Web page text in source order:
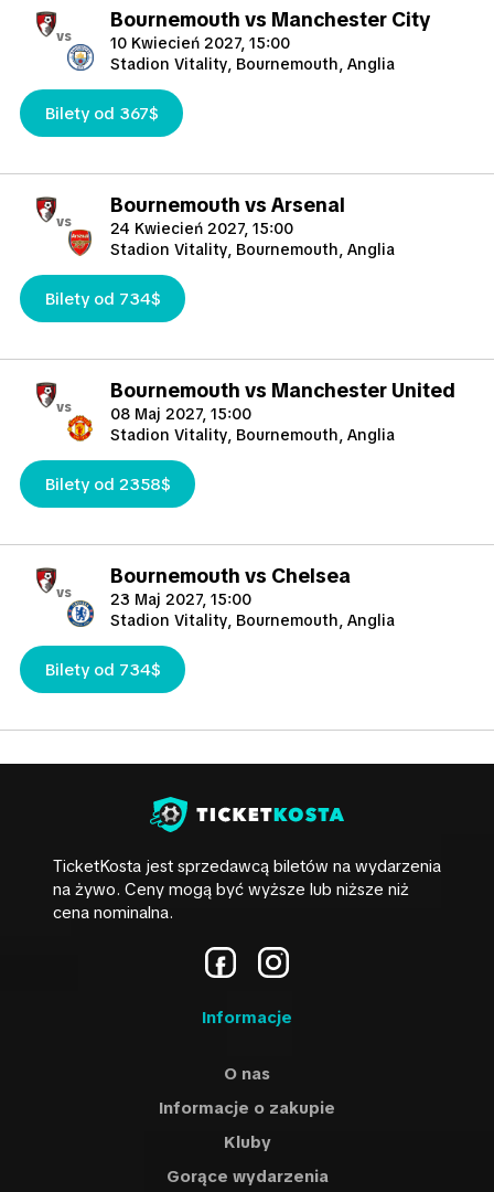
vs
Bournemouth vs Manchester City
10 Kwiecień 2027, 15:00
Stadion Vitality, Bournemouth, Anglia
Bilety od 367$
vs
Bournemouth vs Arsenal
24 Kwiecień 2027, 15:00
Stadion Vitality, Bournemouth, Anglia
Bilety od 734$
vs
Bournemouth vs Manchester United
08 Maj 2027, 15:00
Stadion Vitality, Bournemouth, Anglia
Bilety od 2358$
vs
Bournemouth vs Chelsea
23 Maj 2027, 15:00
Stadion Vitality, Bournemouth, Anglia
Bilety od 734$
TicketKosta jest sprzedawcą biletów na wydarzenia
na żywo. Ceny mogą być wyższe lub niższe niż
cena nominalna.
Informacje
O nas
Informacje o zakupie
Kluby
Gorące wydarzenia